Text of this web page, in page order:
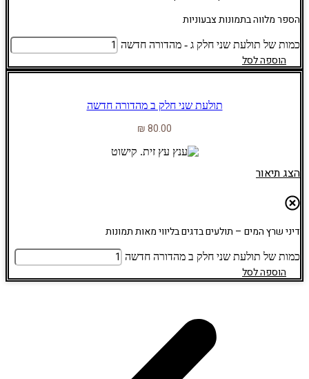
הספר מלווה בתמונות צבעוניות
כמות של תולעת שני חלק ג - מהדורה חדשה
הוספה לסל
תולעת שני חלק ב מהדורה חדשה
₪80.00
הצג תיאור
דיני שרץ המים – תולעים בדגים בליווי מאות תמונות
כמות של תולעת שני חלק ב מהדורה חדשה
הוספה לסל